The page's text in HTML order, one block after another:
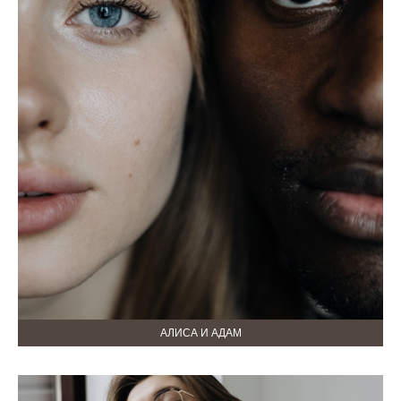
АЛИСА И АДАМ